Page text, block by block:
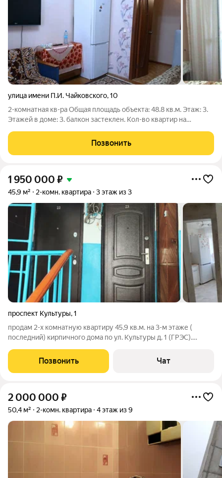
улица имени П.И. Чайковского,10
2-комнатная кв-ра Общая площадь объекта: 48.8 кв.м. Этаж: 3.
Этажей в доме: 3. балкон застеклен. Кол-во квартир на
Кухонная плита: газовая. Санузел: раздельный. Количество
комнат: 2. Тип
Позвонить
1 950 000 ₽
45,9 м² 2-комн. квартира 3 этаж из 3
проспект Культуры,1
продам 2-х комнатную квартиру 45,9 кв.м. на 3-м этаже (
последний) кирпичного дома по ул. Культуры д. 1 (ГРЭС).
север ( на еловую аллею), балкон также с евроостеклением,
заменены канализация
Позвонить Чат
2 000 000 ₽
50,4 м² 2-комн. квартира 4 этаж из 9